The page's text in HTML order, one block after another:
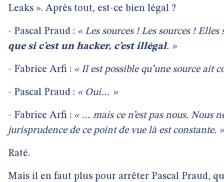
Leaks ». Après tout, est-ce bien légal ?
- Pascal Praud : « Les sources ! Les sources !
que si c’est un hacker, c’est illégal. »
- Fabrice Arfi : « Il est possible qu’une source ait
- Pascal Praud : « Oui… »
- Fabrice Arfi : « … mais ce n’est pas nous. Nous
jurisprudence de ce point de vue là est constante. »
Raté.
Mais il en faut plus pour arrêter Pascal Praud,